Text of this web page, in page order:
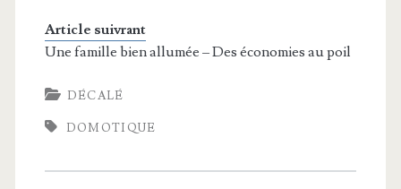
Article suivrant
Une famille bien allumée – Des économies au poil
DÉCALÉ
DOMOTIQUE